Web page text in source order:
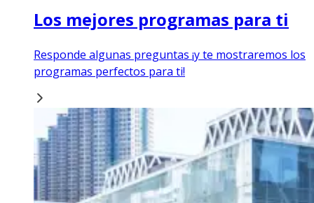
Los mejores programas para ti
Responde algunas preguntas ¡y te mostraremos los
programas perfectos para ti!